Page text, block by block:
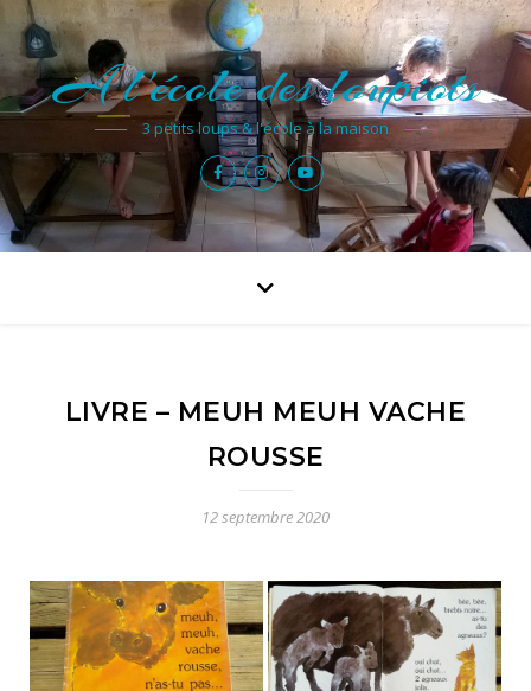
A l'école des loupiots
3 petits loups & l'école à la maison
LIVRE – MEUH MEUH VACHE
ROUSSE
12 septembre 2020